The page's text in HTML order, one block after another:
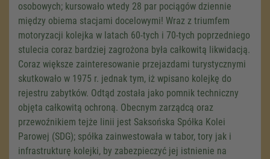
osobowych; kursowało wtedy 28 par pociągów dziennie
między obiema stacjami docelowymi! Wraz z triumfem
motoryzacji kolejka w latach 60-tych i 70-tych poprzedniego
stulecia coraz bardziej zagrożona była całkowitą likwidacją.
Coraz większe zainteresowanie przejazdami turystycznymi
skutkowało w 1975 r. jednak tym, iż wpisano kolejkę do
rejestru zabytków. Odtąd została jako pomnik techniczny
objęta całkowitą ochroną. Obecnym zarządcą oraz
przewoźnikiem tejże linii jest Saksońska Spółka Kolei
Parowej (SDG); spółka zainwestowała w tabor, tory jak i
infrastrukturę kolejki, by zabezpieczyć jej istnienie na